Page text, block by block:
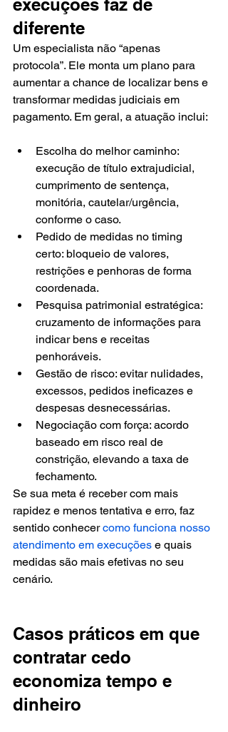
execuções faz de
diferente
Um especialista não “apenas
protocola”. Ele monta um plano para
aumentar a chance de localizar bens e
transformar medidas judiciais em
pagamento. Em geral, a atuação inclui:
Escolha do melhor caminho:
execução de título extrajudicial,
cumprimento de sentença,
monitória, cautelar/urgência,
conforme o caso.
Pedido de medidas no timing
certo: bloqueio de valores,
restrições e penhoras de forma
coordenada.
Pesquisa patrimonial estratégica:
cruzamento de informações para
indicar bens e receitas
penhoráveis.
Gestão de risco: evitar nulidades,
excessos, pedidos ineficazes e
despesas desnecessárias.
Negociação com força: acordo
baseado em risco real de
constrição, elevando a taxa de
fechamento.
Se sua meta é receber com mais
rapidez e menos tentativa e erro, faz
sentido conhecer como funciona nosso
atendimento em execuções e quais
medidas são mais efetivas no seu
cenário.
Casos práticos em que
contratar cedo
economiza tempo e
dinheiro